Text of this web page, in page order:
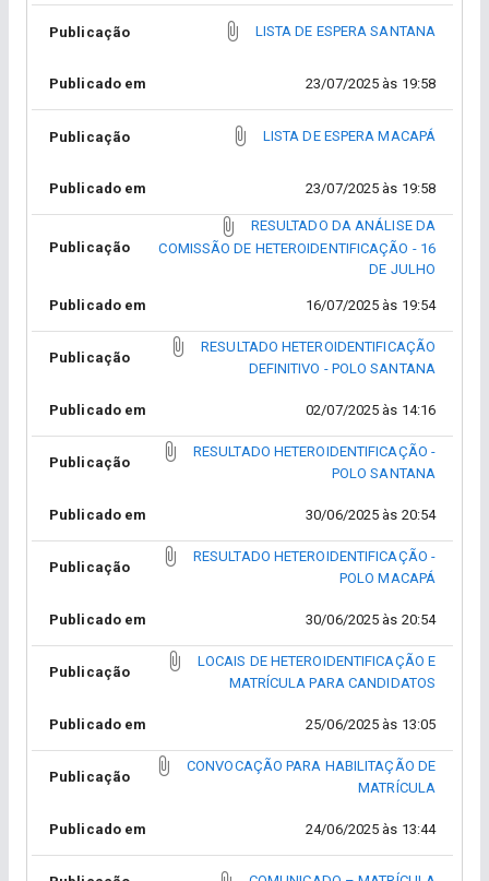
Publicação LISTA DE ESPERA SANTANA
Publicado em 23/07/2025 às 19:58
Publicação LISTA DE ESPERA MACAPÁ
Publicado em 23/07/2025 às 19:58
Publicação
RESULTADO DA ANÁLISE DA
COMISSÃO DE HETEROIDENTIFICAÇÃO - 16
DE JULHO
Publicado em 16/07/2025 às 19:54
Publicação
RESULTADO HETEROIDENTIFICAÇÃO
DEFINITIVO - POLO SANTANA
Publicado em 02/07/2025 às 14:16
Publicação
RESULTADO HETEROIDENTIFICAÇÃO -
POLO SANTANA
Publicado em 30/06/2025 às 20:54
Publicação
RESULTADO HETEROIDENTIFICAÇÃO -
POLO MACAPÁ
Publicado em 30/06/2025 às 20:54
Publicação
LOCAIS DE HETEROIDENTIFICAÇÃO E
MATRÍCULA PARA CANDIDATOS
Publicado em 25/06/2025 às 13:05
Publicação
CONVOCAÇÃO PARA HABILITAÇÃO DE
MATRÍCULA
Publicado em 24/06/2025 às 13:44